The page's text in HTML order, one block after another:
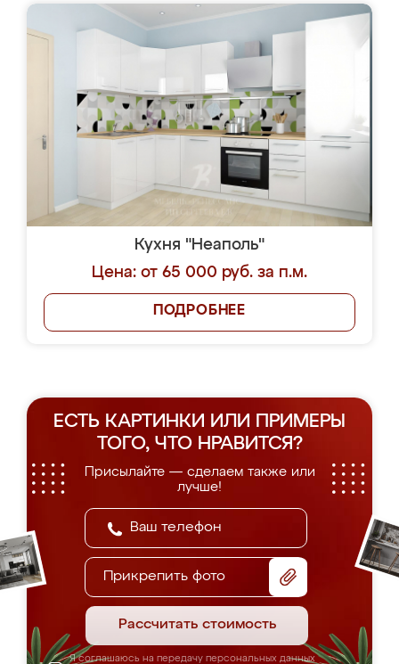
Кухня "Неаполь"
Цена: от 65 000 руб. за п.м.
ПОДРОБНЕЕ
ЕСТЬ КАРТИНКИ ИЛИ ПРИМЕРЫ
ТОГО, ЧТО НРАВИТСЯ?
Присылайте — сделаем также или
лучше!
Прикрепить фото
Рассчитать стоимость
Я соглашаюсь на передачу персональных данных